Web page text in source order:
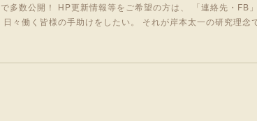
多数公開！ HP更新情報等をご希望の方は、 「連絡先・FB
々働く皆様の手助けをしたい。 それが岸本太一の研究理念で